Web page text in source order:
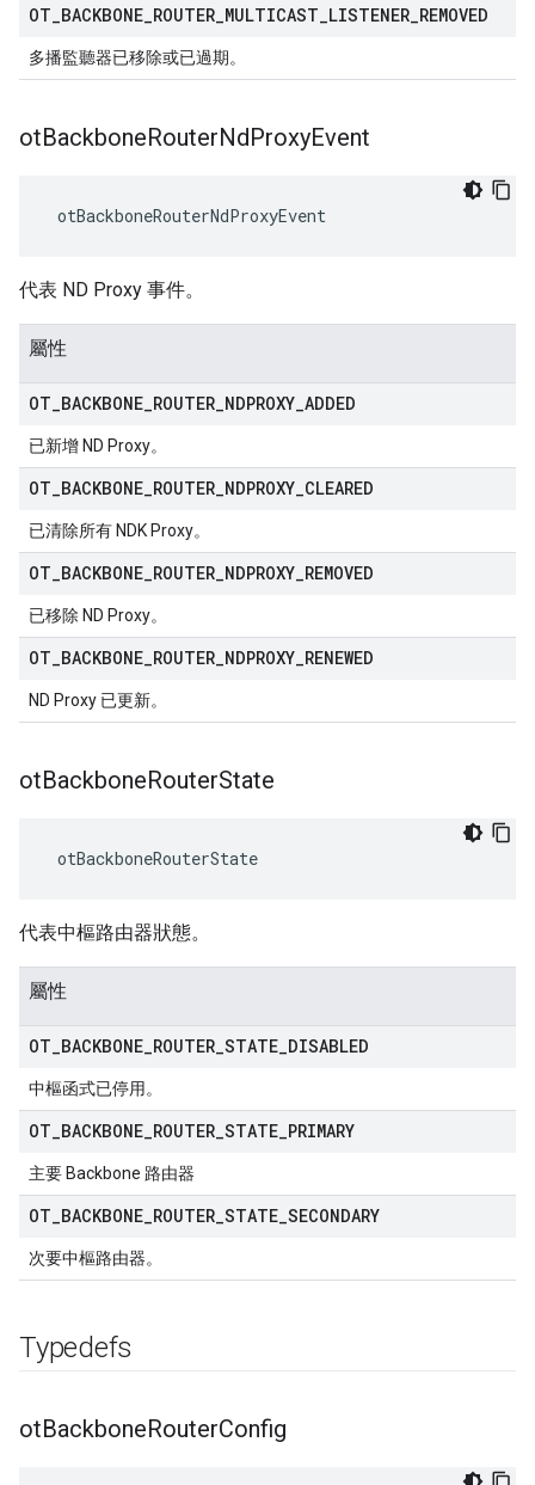
OT BACKBONE ROUTER MULTICAST LISTENER REMOVED
多播監聽器已移除或已過期。
otBackboneRouterNdProxyEvent
otBackboneRouterNdProxyEvent
代表 ND Proxy 事件。
屬性
OT BACKBONE ROUTER NDPROXY ADDED
已新增 ND Proxy。
OT BACKBONE ROUTER NDPROXY CLEARED
已清除所有 NDK Proxy。
OT BACKBONE ROUTER NDPROXY REMOVED
已移除 ND Proxy。
OT BACKBONE ROUTER NDPROXY RENEWED
ND Proxy 已更新。
otBackboneRouterState
otBackboneRouterState
代表中樞路由器狀態。
屬性
OT BACKBONE ROUTER STATE DISABLED
中樞函式已停用。
OT BACKBONE ROUTER STATE PRIMARY
主要 Backbone 路由器
OT BACKBONE ROUTER STATE SECONDARY
次要中樞路由器。
Typedefs
otBackboneRouterConfig